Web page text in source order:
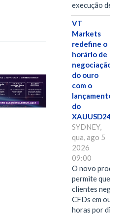
execução de…
VT
Markets
redefine o
horário de
negociação
do ouro
com o
lançamento
do
XAUUSD247
SYDNEY,
qua, ago 5
2026
09:00
O novo produto
permite que os
clientes
CFDs em ouro
horas por dia,